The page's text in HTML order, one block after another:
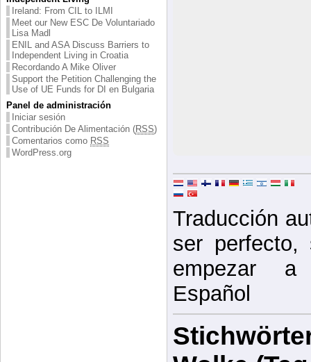
Ireland: From CIL to ILMI
Meet our New ESC De Voluntariado
Lisa Madl
ENIL and ASA Discuss Barriers to
Independent Living in Croatia
Recordando A Mike Oliver
Support the Petition Challenging the
Use of UE Funds for DI en Bulgaria
Panel de administración
Iniciar sesión
Contribución De Alimentación (RSS)
Comentarios como RSS
WordPress.org
Traducción
ser perfecto,
empezar a
Español